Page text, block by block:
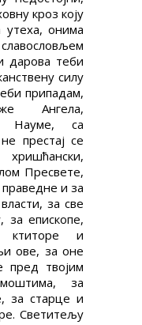
кроз коју
утеха, онима
дарова теби
силу
припадам,
Ангела,
Науме, са
престај се
Пресвете,
и за
за све
за епископе,
ктиторе и
ове, за оне
пред твојим
за
за старце и
Светитељу